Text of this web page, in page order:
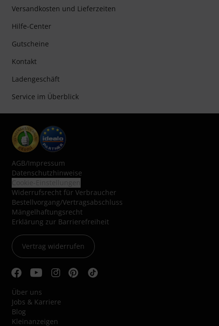
Versandkosten und Lieferzeiten
Hilfe-Center
Gutscheine
Kontakt
Ladengeschäft
Service im Überblick
AGB/Impressum
Datenschutzhinweise
Widerrufsrecht für Verbraucher
Bestellvorgang/Vertragsabschluss
Mängelhaftungsrecht
Erklärung zur Barrierefreiheit
Vertrag widerrufen
Über uns
Jobs & Karriere
Blog
Kleinanzeigen